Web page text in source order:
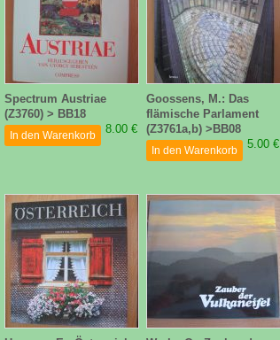
Spectrum Austriae
(Z3760) > BB18
8.00 €
In den Warenkorb
Goossens, M.: Das
flämische Parlament
(Z3761a,b) >BB08
5.00 €
In den Warenkorb